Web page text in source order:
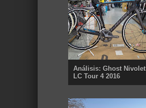
Análisis: Ghost Nivolet
LC Tour 4 2016